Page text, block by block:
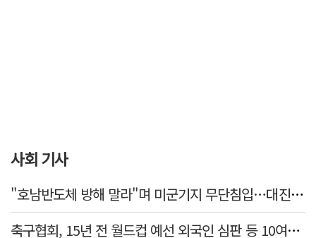
사회 기사
"호남반도체 방해 말라"며 미군기지 무단침입…대진연 회원 3명 '구속'
축구협회, 15년 전 월드컵 예선 외국인 심판 등 10여명에 '성 접대'